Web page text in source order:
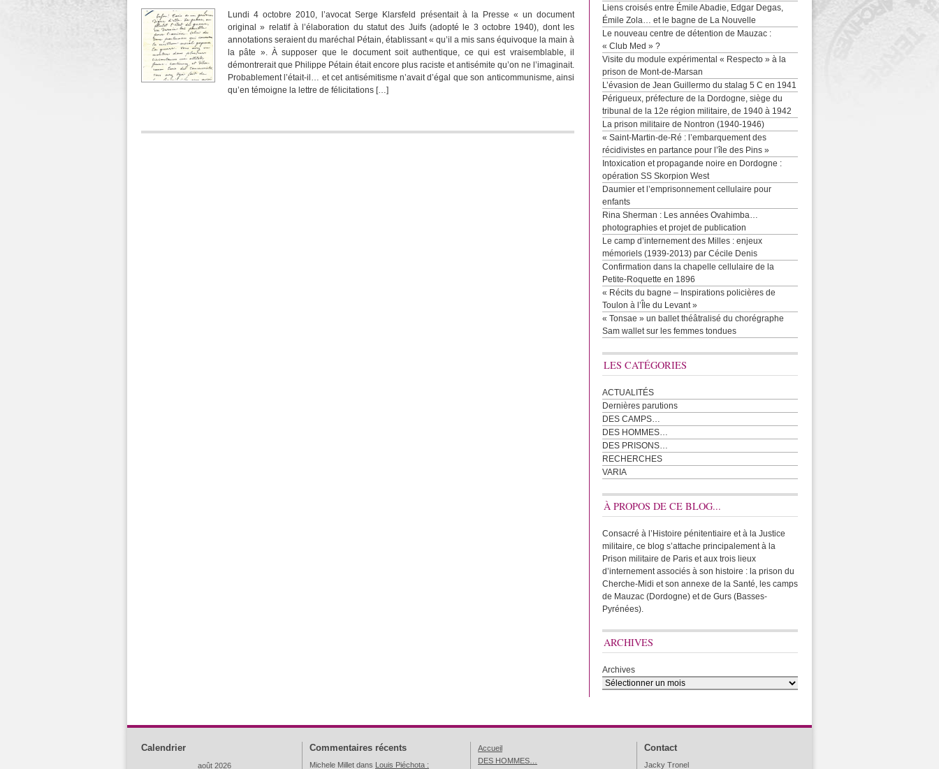
Lundi 4 octobre 2010, l’avocat Serge Klarsfeld présentait à la Presse « un document
original » relatif à l’élaboration du statut des Juifs (adopté le 3 octobre 1940), dont les
annotations seraient du maréchal Pétain, établissant « qu’il a mis sans équivoque la main à
la pâte ». À supposer que le document soit authentique, ce qui est vraisemblable, il
démontrerait que Philippe Pétain était encore plus raciste et antisémite qu’on ne l’imaginait.
Probablement l’était-il… et cet antisémitisme n’avait d’égal que son anticommunisme, ainsi
qu’en témoigne la lettre de félicitations […]
Liens croisés entre Émile Abadie, Edgar Degas,
Émile Zola… et le bagne de La Nouvelle
Le nouveau centre de détention de Mauzac :
« Club Med » ?
Visite du module expérimental « Respecto » à la
prison de Mont-de-Marsan
L’évasion de Jean Guillermo du stalag 5 C en 1941
Périgueux, préfecture de la Dordogne, siège du
tribunal de la 12e région militaire, de 1940 à 1942
La prison militaire de Nontron (1940-1946)
« Saint-Martin-de-Ré : l’embarquement des
récidivistes en partance pour l’île des Pins »
Intoxication et propagande noire en Dordogne :
opération SS Skorpion West
Daumier et l’emprisonnement cellulaire pour
enfants
Rina Sherman : Les années Ovahimba…
photographies et projet de publication
Le camp d’internement des Milles : enjeux
mémoriels (1939-2013) par Cécile Denis
Confirmation dans la chapelle cellulaire de la
Petite-Roquette en 1896
« Récits du bagne – Inspirations policières de
Toulon à l’Île du Levant »
« Tonsae » un ballet théâtralisé du chorégraphe
Sam wallet sur les femmes tondues
LES CATÉGORIES
ACTUALITÉS
Dernières parutions
DES CAMPS…
DES HOMMES…
DES PRISONS…
RECHERCHES
VARIA
À PROPOS DE CE BLOG...
Consacré à l’Histoire pénitentiaire et à la Justice
militaire, ce blog s’attache principalement à la
Prison militaire de Paris et aux trois lieux
d’internement associés à son histoire : la prison du
Cherche-Midi et son annexe de la Santé, les camps
de Mauzac (Dordogne) et de Gurs (Basses-
Pyrénées).
ARCHIVES
Archives
Calendrier
août 2026
Commentaires récents
Michele Millet dans Louis Piéchota :
Accueil
DES HOMMES…
Contact
Jacky Tronel